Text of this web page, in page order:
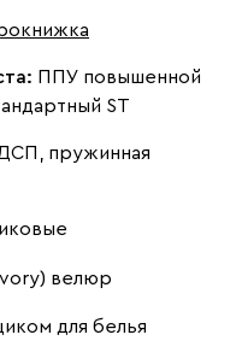
ППУ повышенной
ST
пружинная
велюр
для белья